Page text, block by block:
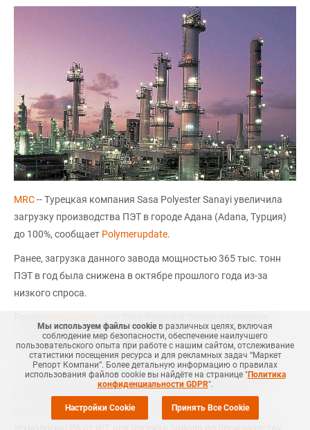
MRC-- Турецкая компания Sasa Polyester Sanayi увеличила
загрузку производства ПЭТ в городе Адана (Adana, Турция)
до 100%, сообщает Polymerupdate.
Ранее, загрузка данного завода мощностью 365 тыс. тонн
ПЭТ в год была снижена в октябре прошлого года из-за
низкого спроса.
сентября 2019 года запустила завод по выпуску ПЭТ в
городе Адана (Adana, Турция).
Технологическая и лицензионная группа INVISTA, INVISTA
достигли соглашения о предоставлении лицензии на
Мы используем файлы cookie в различных целях, включая
соблюдение мер безопасности, обеспечение наилучшего
пользовательского опыта при работе с нашим сайтом, отслеживание
статистики посещения ресурса и для рекламных задач “Маркет
Репорт Компани”. Более детальную информацию о правилах
использования файлов cookie вы найдёте на странице "Политика
конфиденциальности GDPR".
Настройки Cookie Принять Все Cookie